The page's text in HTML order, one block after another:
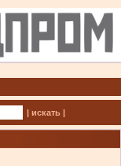
| искать |